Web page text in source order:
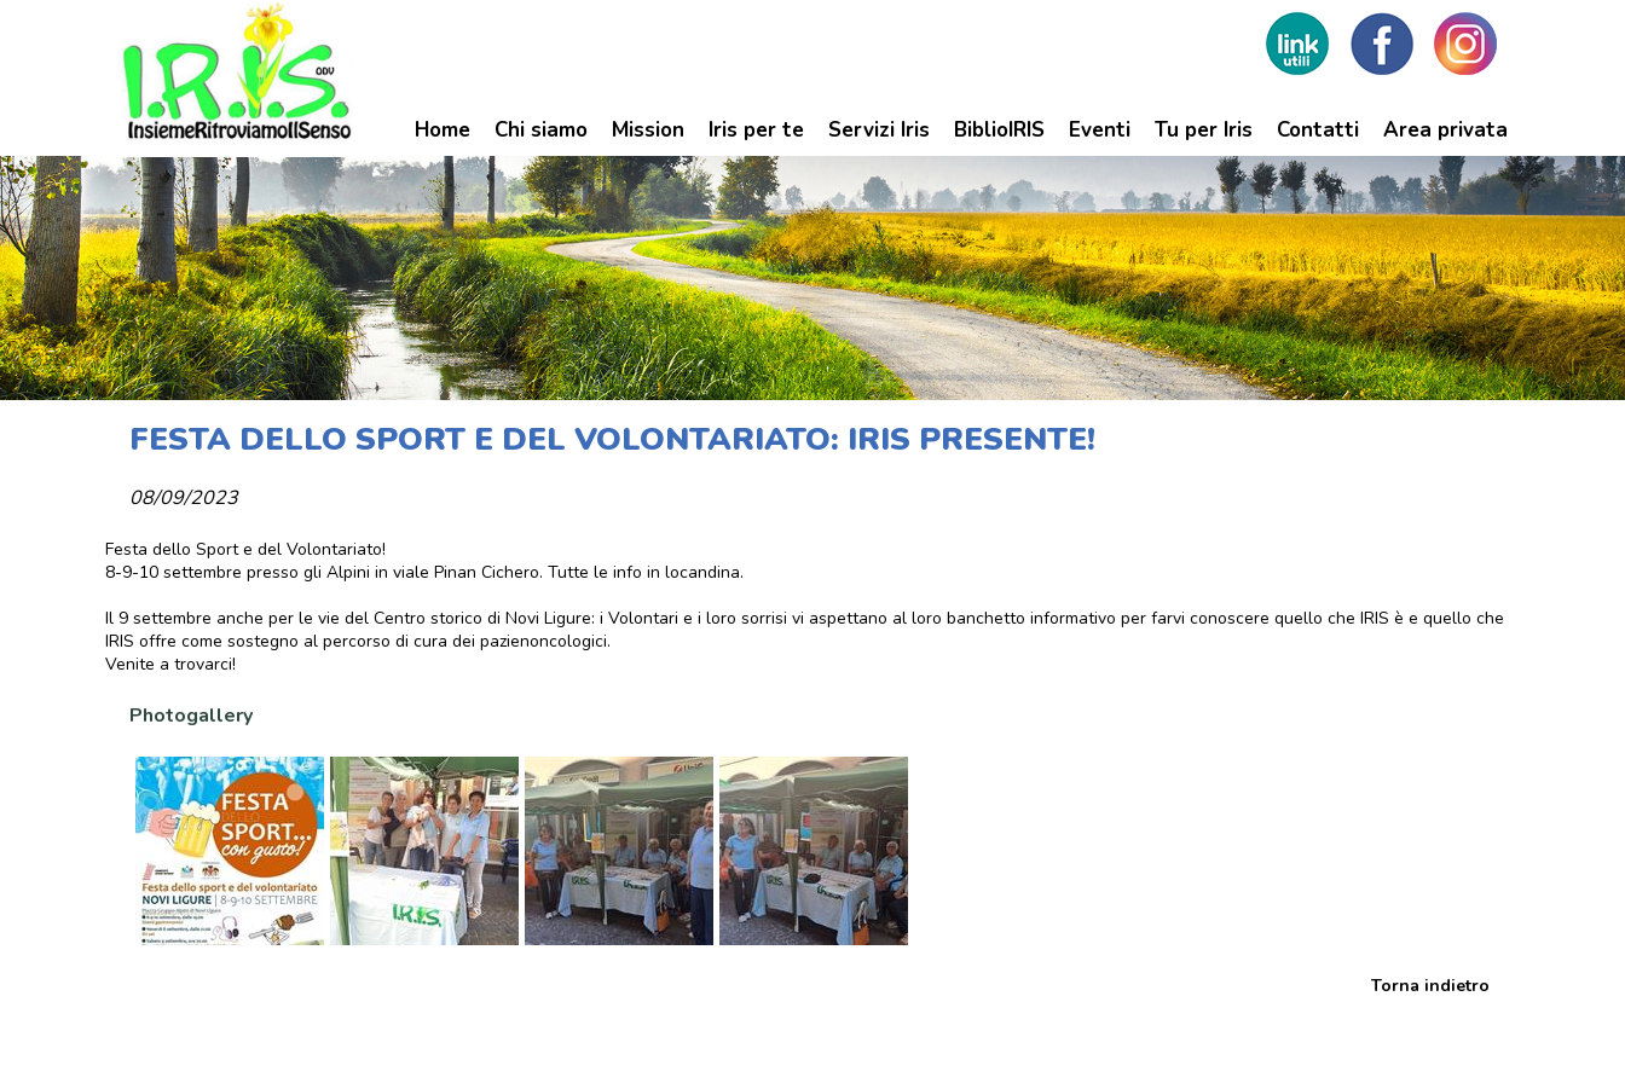
Home Chi siamo Mission Iris per te Servizi Iris BiblioIRIS Eventi Tu per Iris Contatti Area privata
FESTA DELLO SPORT E DEL VOLONTARIATO: IRIS PRESENTE!
08/09/2023
Festa dello Sport e del Volontariato!
8-9-10 settembre presso gli Alpini in viale Pinan Cichero. Tutte le info in locandina.
Il 9 settembre anche per le vie del Centro storico di Novi Ligure: i Volontari e i loro sorrisi vi aspettano al loro banchetto informativo per farvi conoscere quello che IRIS è e quello che
IRIS offre come sostegno al percorso di cura dei pazienoncologici.
Venite a trovarci!
Photogallery
Torna indietro